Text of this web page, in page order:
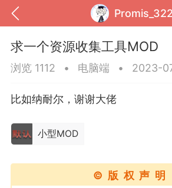
Promis_322
求一个资源收集工具MOD
浏览 1112 • 电脑端 • 2023-
比如纳耐尔，谢谢大佬
小型MOD
©版权声明